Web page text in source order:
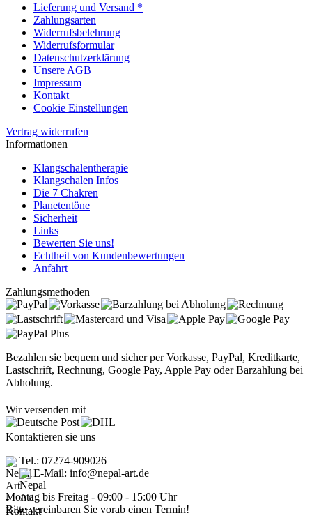
Lieferung und Versand *
Zahlungsarten
Widerrufsbelehrung
Widerrufsformular
Datenschutzerklärung
Unsere AGB
Impressum
Kontakt
Cookie Einstellungen
Vertrag widerrufen
Informationen
Klangschalentherapie
Klangschalen Infos
Die 7 Chakren
Planetentöne
Sicherheit
Links
Bewerten Sie uns!
Echtheit von Kundenbewertungen
Anfahrt
Zahlungsmethoden
Bezahlen sie bequem und sicher per Vorkasse, PayPal, Kreditkarte,
Lastschrift, Rechnung, Google Pay, Apple Pay oder Barzahlung bei
Abholung.
Wir versenden mit
Kontaktieren sie uns
Tel.: 07274-909026
E-Mail: info@nepal-art.de
Montag bis Freitag - 09:00 - 15:00 Uhr
Bitte vereinbaren Sie vorab einen Termin!